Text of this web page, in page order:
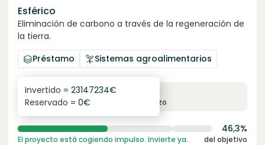
Esférico
Eliminación de carbono a través de la regeneración de
la tierra.
Préstamo
Sistemas agroalimentarios
6.3%
interés anual plazo
Invertido = 23147234€
Reservado = 0€
46,3%
El proyecto está cogiendo impulso. Invierte ya. del objetivo